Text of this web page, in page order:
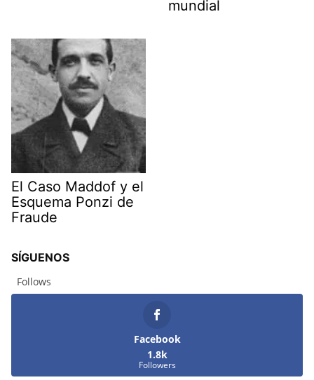
mundial
El Caso Maddof y el
Esquema Ponzi de
Fraude
SÍGUENOS
Follows
Facebook
1.8k
Followers